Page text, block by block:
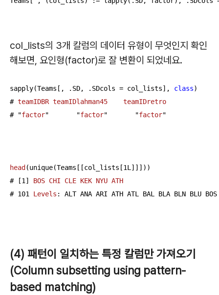
col_lists의 3개 칼럼의 데이터 유형이 무엇인지 확인
해보면, 요인형(factor)로 잘 변환이 되었네요.
sapply(Teams[, .SD, .SDcols = col_lists], class)
# teamIDBR teamIDlahman45
teamIDretro
# "factor"       "factor"       "factor"
head (unique(Teams[[col_lists[1L]]] ) )
# [1] BOS CHI CLE KEK NYU ATH
# 101 Levels :
(4) 패턴이 일치하는 특정 칼럼만 가져오기
(Column subsetting using pattern-
based matching)